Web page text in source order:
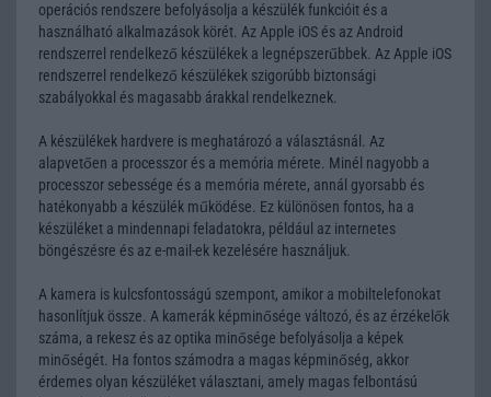
operációs rendszere befolyásolja a készülék funkcióit és a
használható alkalmazások körét. Az Apple iOS és az Android
rendszerrel rendelkező készülékek a legnépszerűbbek. Az Apple iOS
rendszerrel rendelkező készülékek szigorúbb biztonsági
szabályokkal és magasabb árakkal rendelkeznek.
A készülékek hardvere is meghatározó a választásnál. Az
alapvetően a processzor és a memória mérete. Minél nagyobb a
processzor sebessége és a memória mérete, annál gyorsabb és
hatékonyabb a készülék működése. Ez különösen fontos, ha a
készüléket a mindennapi feladatokra, például az internetes
böngészésre és az e-mail-ek kezelésére használjuk.
A kamera is kulcsfontosságú szempont, amikor a mobiltelefonokat
hasonlítjuk össze. A kamerák képminősége változó, és az érzékelők
száma, a rekesz és az optika minősége befolyásolja a képek
minőségét. Ha fontos számodra a magas képminőség, akkor
érdemes olyan készüléket választani, amely magas felbontású